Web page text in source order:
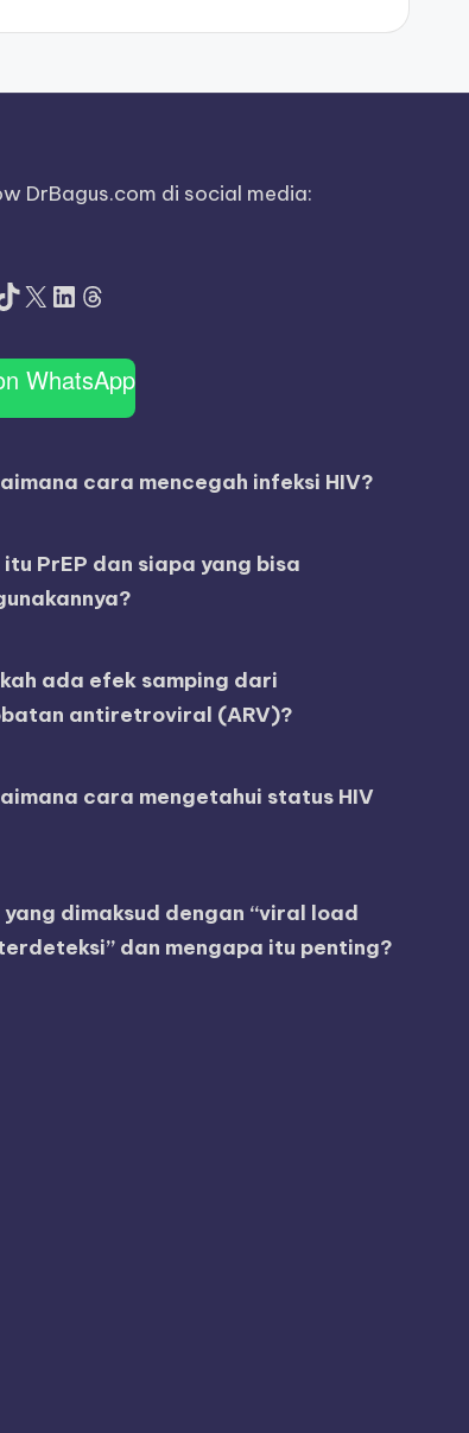
DrBagus.com di social media:
X LinkedIn
Threads
WhatsApp
cara mencegah infeksi HIV?
PrEP dan siapa yang bisa
ada efek samping dari
antiretroviral (ARV)?
cara mengetahui status HIV
yang dimaksud dengan “viral load
dan mengapa itu penting?